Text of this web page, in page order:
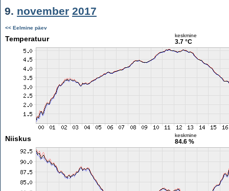
9. november 2017
<< Eelmine päev
Temperatuur keskmine
3.7 °C
Niiskus keskmine
84.6 %